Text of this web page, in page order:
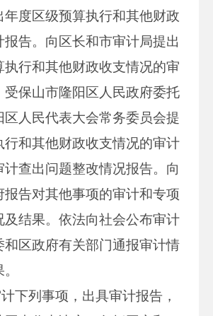
年度区级预算执行和其他财政
报告。向区长和市审计局提出
执行和其他财政收支情况的审
受保山市隆阳区人民政府委托
区人民代表大会常务委员会提
行和其他财政收支情况的审计
计查出问题整改情况报告。向
报告对其他事项的审计和专项
及结果。依法向社会公布审计
和区政府有关部门通报审计情
下列事项，出具审计报告，